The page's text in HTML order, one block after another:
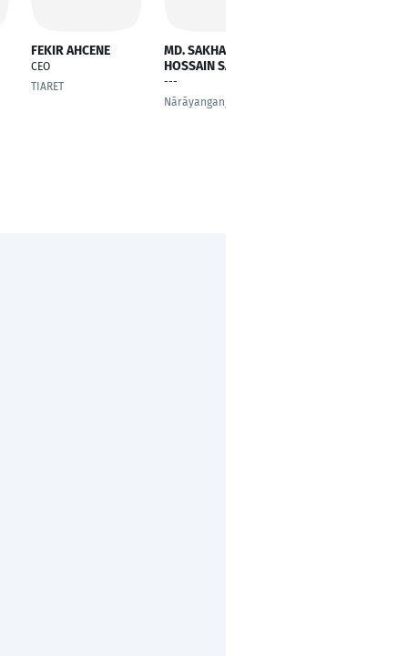
FEKIR AHCENE
CEO
TIARET
MD. SAKHAWAT
HOSSAIN SAMUN
---
Nārāyanganj